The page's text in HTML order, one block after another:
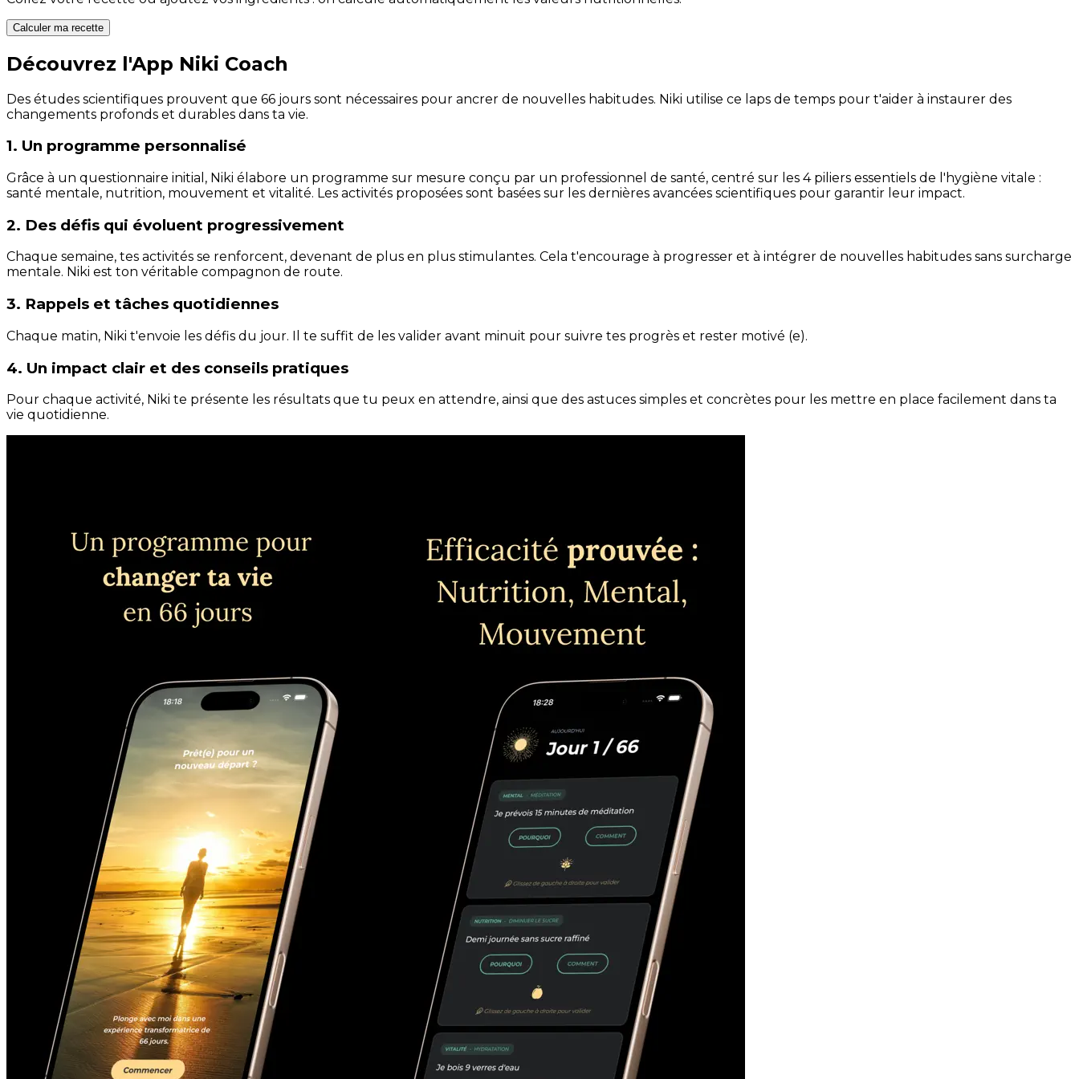
Calculer ma recette
Découvrez l'App Niki Coach
Des études scientifiques prouvent que 66 jours sont nécessaires pour ancrer de nouvelles habitudes. Niki utilise ce laps de temps pour t'aider à instaurer des
changements profonds et durables dans ta vie.
1. Un programme personnalisé
Grâce à un questionnaire initial, Niki élabore un programme sur mesure conçu par un professionnel de santé, centré sur les 4 piliers essentiels de l'hygiène vitale :
santé mentale, nutrition, mouvement et vitalité. Les activités proposées sont basées sur les dernières avancées scientifiques pour garantir leur impact.
2. Des défis qui évoluent progressivement
Chaque semaine, tes activités se renforcent, devenant de plus en plus stimulantes. Cela t'encourage à progresser et à intégrer de nouvelles habitudes sans surcharge
mentale. Niki est ton véritable compagnon de route.
3. Rappels et tâches quotidiennes
Chaque matin, Niki t'envoie les défis du jour. Il te suffit de les valider avant minuit pour suivre tes progrès et rester motivé (e).
4. Un impact clair et des conseils pratiques
Pour chaque activité, Niki te présente les résultats que tu peux en attendre, ainsi que des astuces simples et concrètes pour les mettre en place facilement dans ta
vie quotidienne.